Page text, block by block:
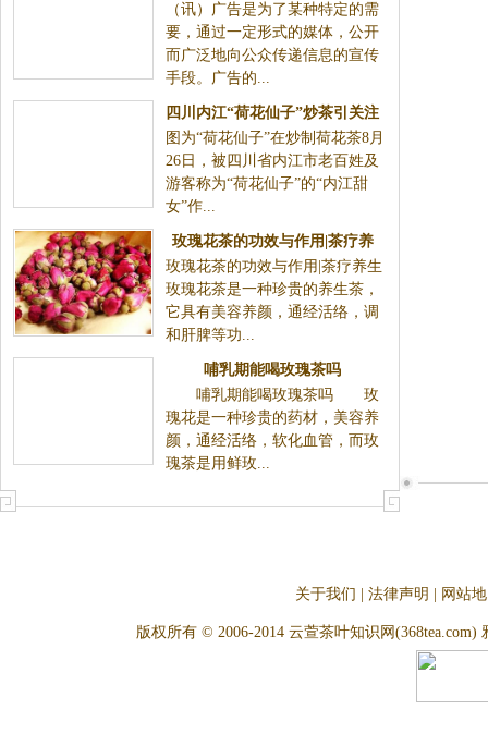
（讯）广告是为了某种特定的需
要，通过一定形式的媒体，公开
而广泛地向公众传递信息的宣传
手段。广告的...
四川内江“荷花仙子”炒茶引关注
图为“荷花仙子”在炒制荷花茶8月
26日，被四川省内江市老百姓及
游客称为“荷花仙子”的“内江甜
女”作...
玫瑰花茶的功效与作用|茶疗养
生
玫瑰花茶的功效与作用|茶疗养生
玫瑰花茶是一种珍贵的养生茶，
它具有美容养颜，通经活络，调
和肝脾等功...
哺乳期能喝玫瑰茶吗
哺乳期能喝玫瑰茶吗 玫
瑰花是一种珍贵的药材，美容养
颜，通经活络，软化血管，而玫
瑰茶是用鲜玫...
关于我们 法律声明 网站
版权所有 © 2006-2014 云萱茶叶知识网